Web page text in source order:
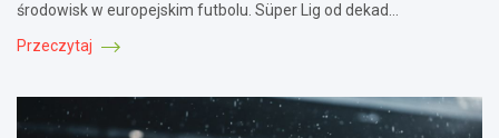
środowisk w europejskim futbolu. Süper Lig od dekad…
Przeczytaj